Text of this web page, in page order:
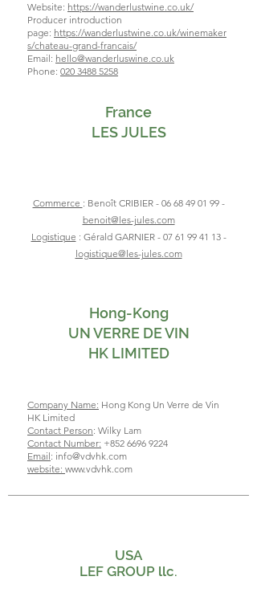
Website: https://wanderlustwine.co.uk/
Producer introduction
page: https://wanderlustwine.co.uk/winemaker
s/chateau-grand-francais/
Email: hello@wanderluswine.co.uk
Phone: 020 3488 5258
France
LES JULES
Commerce : Benoît CRIBIER - 06 68 49 01 99-
benoit@les-jules.com
Logistique : Gérald GARNIER - 07 61 99 41 13-
logistique@les-jules.com
Hong-Kong
UN VERRE DE VIN
HK LIMITED
Company Name: Hong Kong Un Verre de Vin
HK Limited
Contact Person: Wilky Lam
Contact Number: +852 6696 9224
Email: info@vdvhk.com
website: www.vdvhk.com
USA
LEF GROUP llc.